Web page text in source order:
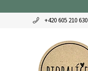
+420 605 210 630